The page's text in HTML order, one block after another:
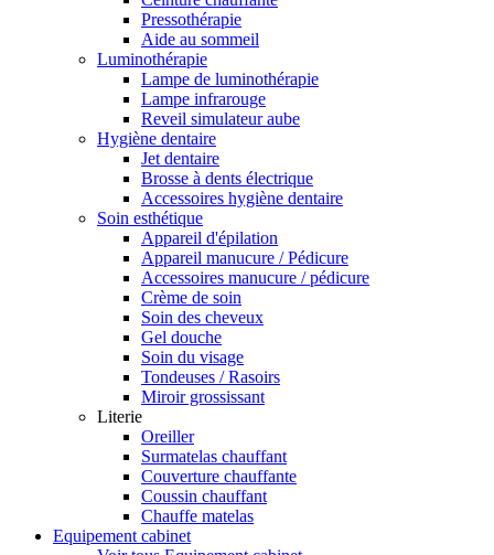
Pressothérapie
Aide au sommeil
Luminothérapie
Lampe de luminothérapie
Lampe infrarouge
Reveil simulateur aube
Hygiène dentaire
Jet dentaire
Brosse à dents électrique
Accessoires hygiène dentaire
Soin esthétique
Appareil d'épilation
Appareil manucure / Pédicure
Accessoires manucure / pédicure
Crème de soin
Soin des cheveux
Gel douche
Soin du visage
Tondeuses / Rasoirs
Miroir grossissant
Literie
Oreiller
Surmatelas chauffant
Couverture chauffante
Coussin chauffant
Chauffe matelas
Equipement cabinet